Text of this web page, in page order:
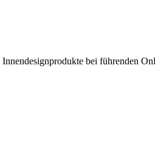
bei führenden